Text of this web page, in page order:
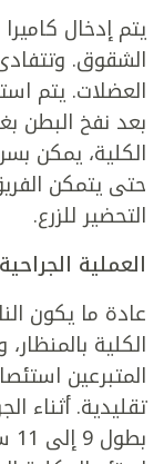
يتم إدخال
الشقوق.
العضلات. يتم
بعد نفخ البطن
الكلية، يمكن
حتى يتمكن
التحضير للزرع.
العملية
عادة ما يكون
الكلية
المتبرعين
تقليدية. أثناء